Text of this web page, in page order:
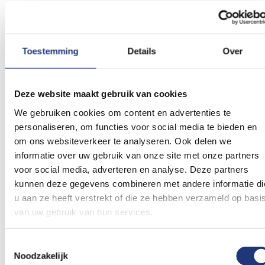
Toestemming Details Over
Deze website maakt gebruik van cookies
We gebruiken cookies om content en advertenties te
personaliseren, om functies voor social media te bieden en
om ons websiteverkeer te analyseren. Ook delen we
informatie over uw gebruik van onze site met onze partners
voor social media, adverteren en analyse. Deze partners
kunnen deze gegevens combineren met andere informatie
u aan ze heeft verstrekt of die ze hebben verzameld op
van uw gebruik van hun services.
Noodzakelijk
Red Yellow striped flag Formula 1 size flag 70x100 on
Beoordelingen
Schrijf een beoordeling
Gerelateerde producten
Voeg
toe
toe